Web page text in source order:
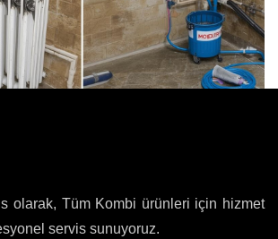
olarak, Tüm Kombi ürünleri için hizmet
servis sunuyoruz.